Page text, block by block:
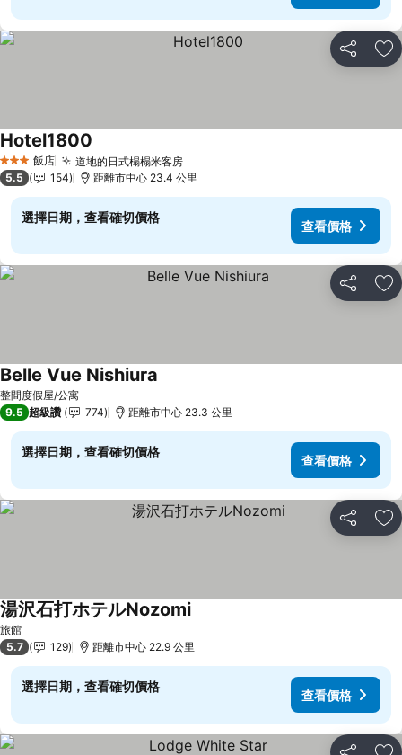
分享 加
3 星級 飯店 道地的日式榻榻米客房查看價格
Hotel1800
5.5 154 距離市中心 23.4 公里
選擇日期，查看確切價格
查看價格
分享 加
整間度假屋/公寓
Belle Vue Nishiura
9.5 超級讚 774 距離市中心 23.3 公里
選擇日期，查看確切價格
查看價格
分享 加
旅館
湯沢石打ホテルNozomi查看價格
5.7 129 距離市中心 22.9 公里
選擇日期，查看確切價格
查看價格